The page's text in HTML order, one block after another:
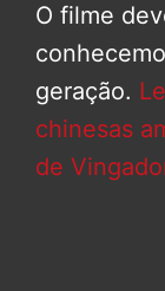
O filme
geração.
chinesas
de